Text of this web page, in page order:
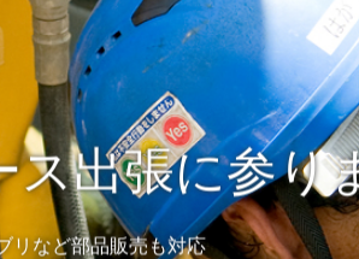
ス出張に参り
リなど部品販売も対応